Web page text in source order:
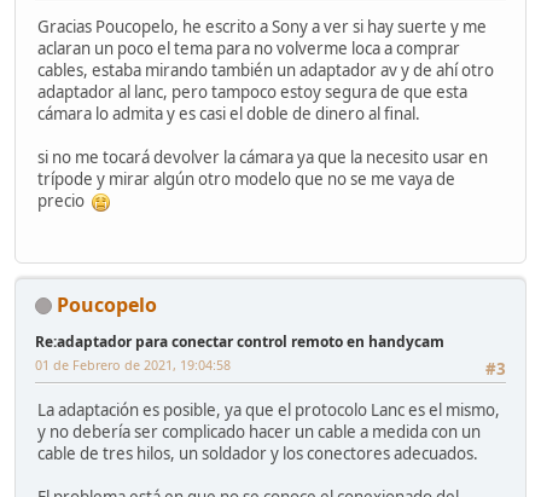
Gracias Poucopelo, he escrito a Sony a ver si hay suerte y me
aclaran un poco el tema para no volverme loca a comprar
cables, estaba mirando también un adaptador av y de ahí otro
adaptador al lanc, pero tampoco estoy segura de que esta
cámara lo admita y es casi el doble de dinero al final.
si no me tocará devolver la cámara ya que la necesito usar en
trípode y mirar algún otro modelo que no se me vaya de
precio
Poucopelo
Re:adaptador para conectar control remoto en handycam
#3
01 de Febrero de 2021, 19:04:58
La adaptación es posible, ya que el protocolo Lanc es el mismo,
y no debería ser complicado hacer un cable a medida con un
cable de tres hilos, un soldador y los conectores adecuados.